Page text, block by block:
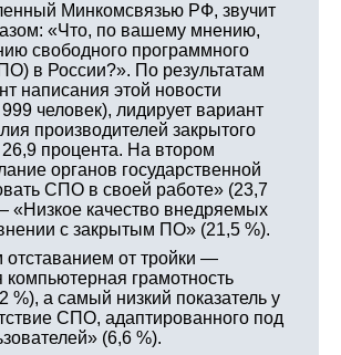
Минкомсвязью РФ, звучит
«Что, по вашему мнению,
свободного программного
в России?». По результатам
написания этой новости
человек), лидирует вариант
производителей закрытого
процента. На втором
органов государственной
СПО в своей работе» (23,7
«Низкое качество внедряемых
с закрытым ПО» (21,5 %).
от тройки —
компьютерная грамотность
%), а самый низкий показатель у
СПО, адаптированного под
(6,6 %).